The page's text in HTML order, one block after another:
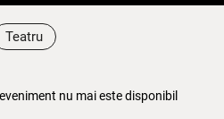
Teatru
nu mai este disponibil